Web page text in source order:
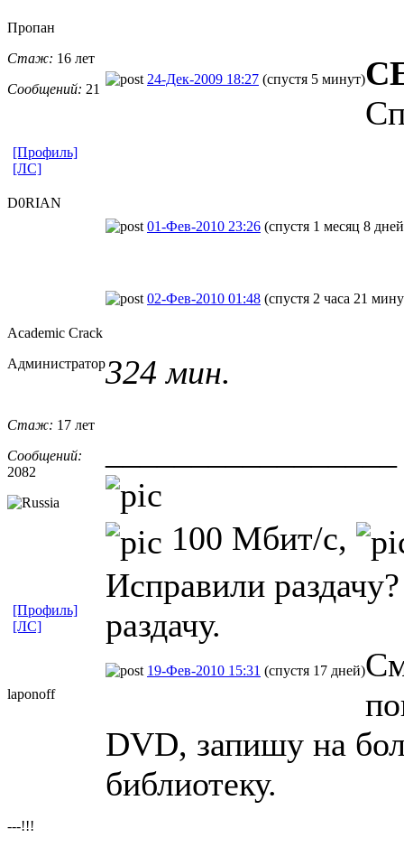
Пропан
Стаж: 16 лет
Сообщений: 21
24-Дек-2009 18:27 (спустя 5 минут)
[Профиль]
[ЛС]
D0RIAN
01-Фев-2010 23:26 (спустя 1 месяц 8
Academic Crack
Администратор
Стаж: 17 лет
Сообщений:
2082
02-Фев-2010 01:48 (спустя 2 часа 21
324 мин.
100 Мбит/с,
Исправили
раздачу.
[Профиль]
[ЛС]
laponoff
19-Фев-2010 15:31 (спустя 17 дней)
DVD, запишу на
библиотеку.
---!!!